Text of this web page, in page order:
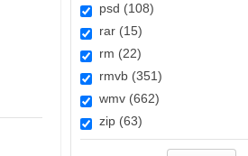
psd (108)
rar (15)
rm (22)
rmvb (351)
wmv (662)
zip (63)